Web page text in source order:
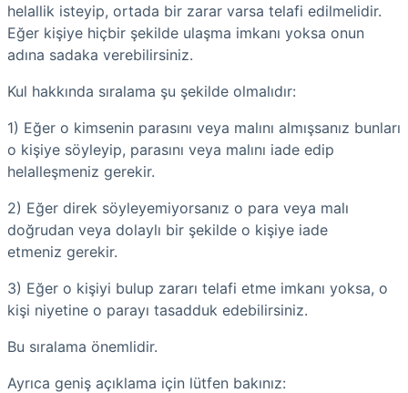
helallik isteyip, ortada bir zarar varsa telafi edilmelidir.
Eğer kişiye hiçbir şekilde ulaşma imkanı yoksa onun
adına sadaka verebilirsiniz.
Kul hakkında sıralama şu şekilde olmalıdır:
1) Eğer o kimsenin parasını veya malını almışsanız bunları
o kişiye söyleyip, parasını veya malını iade edip
helalleşmeniz gerekir.
2) Eğer direk söyleyemiyorsanız o para veya malı
doğrudan veya dolaylı bir şekilde o kişiye iade
etmeniz gerekir.
3) Eğer o kişiyi bulup zararı telafi etme imkanı yoksa, o
kişi niyetine o parayı tasadduk edebilirsiniz.
Bu sıralama önemlidir.
Ayrıca geniş açıklama için lütfen bakınız: